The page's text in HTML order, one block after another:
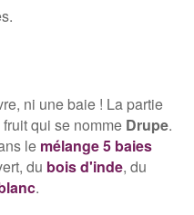
ni une baie ! La partie
qui se nomme Drupe.
le mélange 5 baies
du bois d'inde, du
.